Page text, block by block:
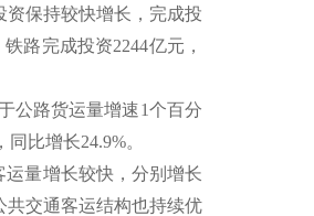
资保持较快增长，完成投
路完成投资2244亿元，
路货运量增速1个百分
比增长24.9%。
量增长较快，分别增长
共交通客运结构也持续优